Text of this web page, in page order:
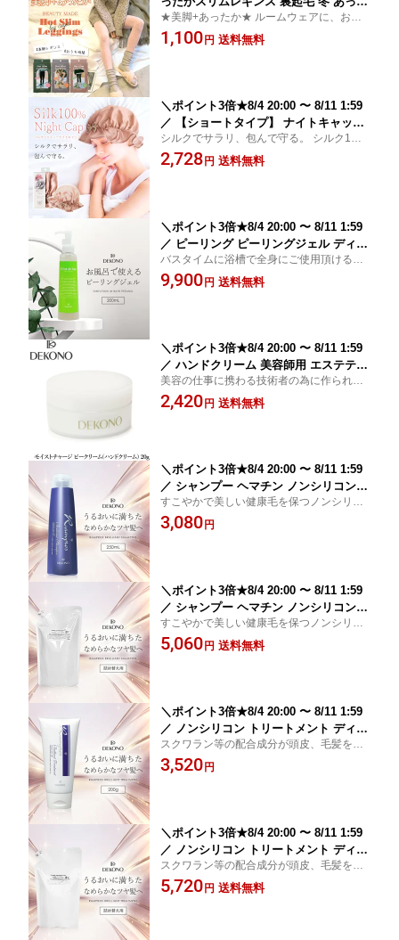
か 防寒 細見え 黒 部屋着
★美脚+あったか★ ルームウェアに、おう
ち時間にかわいく暖かく！
1,100 円 送料無料
＼ポイント3倍★8/4 20:00 〜 8/11 1:59
／ 【ショートタイプ】 ナイトキャップ
シルク100% コジット シルクシャイニー
ナイトキャップ ショート用 ロングヘア
シルクでサラリ、包んで守る。 シルク10
0%のサラリとした着け心地。
2,728 円 送料無料
＼ポイント3倍★8/4 20:00 〜 8/11 1:59
／ ピーリング ピーリングジェル ディコ
ーノ DEKONO ディ・インテュイション
インバスピーリング お風呂 浴槽 バスタ
バスタイムに浴槽で全身にご使用頂けるピ
ーリングジェル
9,900 円 送料無料
＼ポイント3倍★8/4 20:00 〜 8/11 1:59
／ ハンドクリーム 美容師用 エステティ
シャン用 ディコーノ DEKONO モイス
トチャージビークリーム 20g スクワラ
美容の仕事に携わる技術者の為に作られた
ハンドクリーム
2,420 円 送料無料
＼ポイント3倍★8/4 20:00 〜 8/11 1:59
／ シャンプー ヘマチン ノンシリコン
ディコーノ DEKONO ランプロス ブリ
リアントシャンプー 250mL スクワラン
すこやかで美しい健康毛を保つノンシリコ
ンシャンプー
3,080 円
＼ポイント3倍★8/4 20:00 〜 8/11 1:59
／ シャンプー ヘマチン ノンシリコン
ディコーノ DEKONO ランプロス ブリ
リアントシャンプー 500mL スクワラン
すこやかで美しい健康毛を保つノンシリコ
ンシャンプー
5,060 円 送料無料
＼ポイント3倍★8/4 20:00 〜 8/11 1:59
／ ノンシリコン トリートメント ディコ
ーノ DEKONO ランプロス ブリリアン
ト 200g スクワラン ヒアルロン酸 シア
スクワラン等の配合成分が頭皮、毛髪をす
こやかに保つ。
3,520 円
＼ポイント3倍★8/4 20:00 〜 8/11 1:59
／ ノンシリコン トリートメント ディコ
ーノ DEKONO ランプロス ブリリアン
ト 400g スクワラン ヒアルロン酸 シア
スクワラン等の配合成分が頭皮、毛髪をす
こやかに保つ。
5,720 円 送料無料